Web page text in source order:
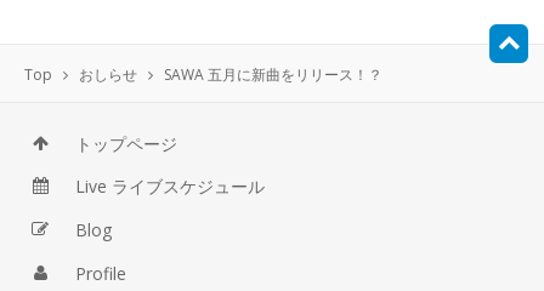
Top おしらせ SAWA 五月に新曲をリリース！？
トップページ
Live ライブスケジュール
Blog
Profile